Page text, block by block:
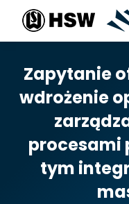
Zapytanie
wdrożenie
procesami
tym